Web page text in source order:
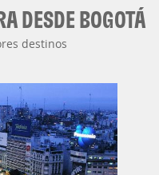
DESDE BOGOTÁ
destinos